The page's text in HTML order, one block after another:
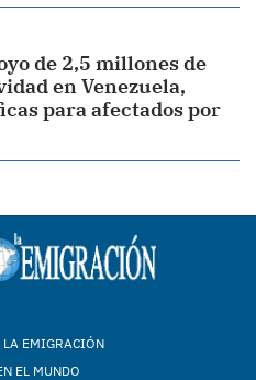
de 2,5 millones de
en Venezuela,
para afectados por
LA EMIGRACIÓN
EL MUNDO